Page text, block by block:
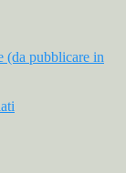
(da pubblicare in